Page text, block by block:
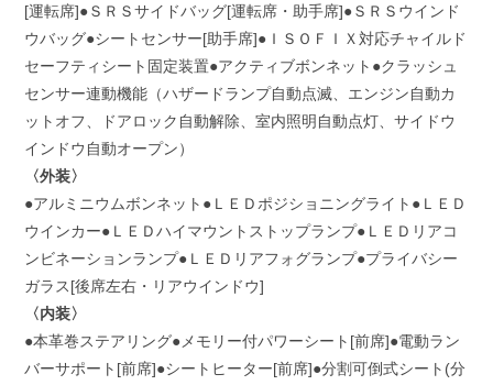
[運転席]●ＳＲＳサイドバッグ[運転席・助手席]●ＳＲＳウインド
ウバッグ●シートセンサー[助手席]●ＩＳＯＦＩＸ対応チャイルド
セーフティシート固定装置●アクティブボンネット●クラッシュ
センサー連動機能（ハザードランプ自動点滅、エンジン自動カ
ットオフ、ドアロック自動解除、室内照明自動点灯、サイドウ
インドウ自動オープン）
〈外装〉
●アルミニウムボンネット●ＬＥＤポジショニングライト●ＬＥＤ
ウインカー●ＬＥＤハイマウントストップランプ●ＬＥＤリアコ
ンビネーションランプ●ＬＥＤリアフォグランプ●プライバシー
ガラス[後席左右・リアウインドウ]
〈内装〉
●本革巻ステアリング●メモリー付パワーシート[前席]●電動ラン
バーサポート[前席]●シートヒーター[前席]●分割可倒式シート(分